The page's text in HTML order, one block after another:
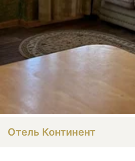
Отель Континент